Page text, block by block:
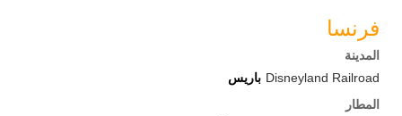
فرنسا
المدينة
Disneyland Railroad باريس
المطار